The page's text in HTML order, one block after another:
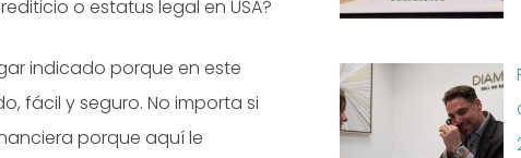
o estatus legal en USA?
indicado porque en este
fácil y seguro. No importa si
porque aquí le